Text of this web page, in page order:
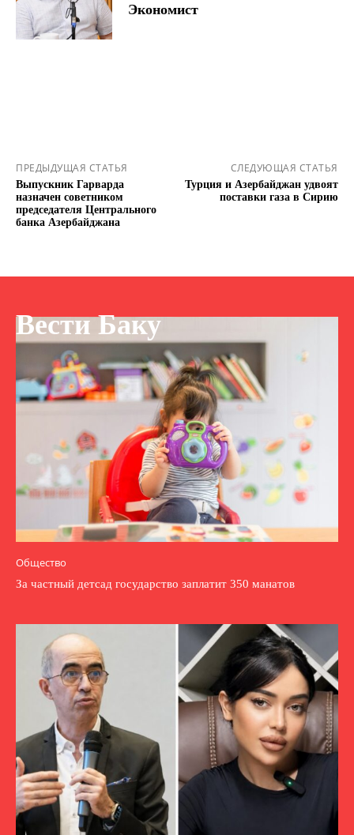
Экономист
ПРЕДЫДУЩАЯ СТАТЬЯ
Выпускник Гарварда
назначен советником
председателя Центрального
банка Азербайджана
СЛЕДУЮЩАЯ СТАТЬЯ
Турция и Азербайджан удвоят
поставки газа в Сирию
Вести Баку
Общество
За частный детсад государство заплатит 350 манатов